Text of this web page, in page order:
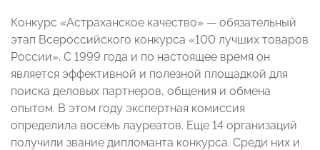
Конкурс «Астраханское качество» — обязательный
этап Всероссийского конкурса «100 лучших товаров
России». С 1999 года и по настоящее время он
является эффективной и полезной площадкой для
поиска деловых партнеров, общения и обмена
опытом. В этом году экспертная комиссия
определила восемь лауреатов. Еще 14 организаций
получили звание дипломанта конкурса. Среди них и